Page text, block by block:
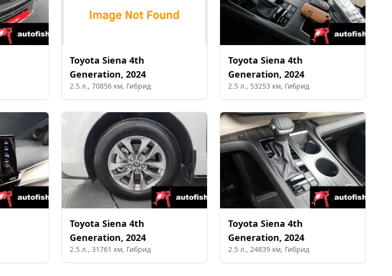
Toyota Siena 4th
Generation, 2024
2.5 л., 70856 км, Гибрид
Toyota Siena 4th
Generation, 2024
2.5 л., 53253 км, Гибрид
Toyota Siena 4th
Generation, 2024
2.5 л., 31761 км, Гибрид
Toyota Siena 4th
Generation, 2024
2.5 л., 24839 км, Гибрид